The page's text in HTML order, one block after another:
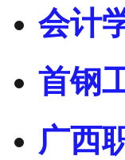
会计
首钢
广西